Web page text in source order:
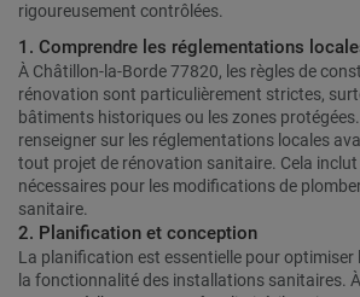
rigoureusement contrôlées.
1. Comprendre les réglementations
À Châtillon-la-Borde 77820, les règles de
rénovation sont particulièrement strictes,
bâtiments historiques ou les zones
renseigner sur les réglementations locales
tout projet de rénovation sanitaire. Cela
nécessaires pour les modifications de
sanitaire.
2. Planification et conception
La planification est essentielle pour optimiser
la fonctionnalité des installations sanitaires.